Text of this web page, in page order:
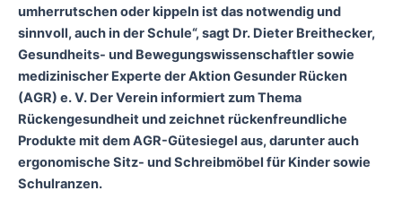
umherrutschen oder kippeln ist das notwendig und
sinnvoll, auch in der Schule“, sagt Dr. Dieter Breithecker,
Gesundheits- und Bewegungswissenschaftler sowie
medizinischer Experte der Aktion Gesunder Rücken
(AGR) e. V. Der Verein informiert zum Thema
Rückengesundheit und zeichnet rückenfreundliche
Produkte mit dem AGR-Gütesiegel aus, darunter auch
ergonomische Sitz- und Schreibmöbel für Kinder sowie
Schulranzen.